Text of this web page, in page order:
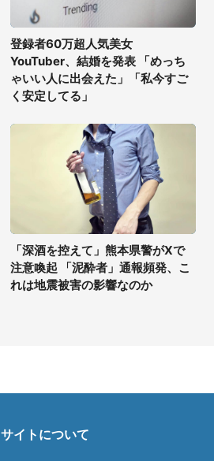
登録者60万超人気美女
YouTuber、結婚を発表 「めっち
ゃいい人に出会えた」「私今すご
く安定してる」
「深酒を控えて」熊本県警がXで
注意喚起 「泥酔者」通報頻発、こ
れは地震被害の影響なのか
サイトについて